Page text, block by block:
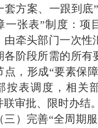
套方案、一跟到底
一张表”制度：项
由牵头部门一次性
各阶段所需的所有
点，形成“要素保
按表调度，相关
审批、限时办结。
完善“全周期服